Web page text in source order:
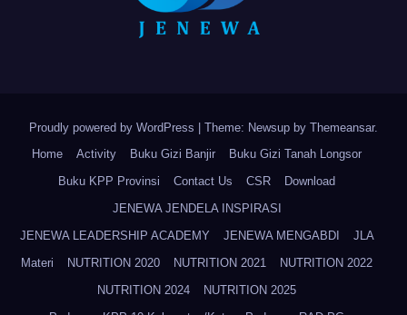
Proudly powered by WordPress Theme: Newsup by Themeansar.
Home
Activity Buku Gizi Banjir
Buku Gizi Tanah Longsor
Buku KPP Provinsi
Contact Us CSR
Download
JENEWA JENDELA INSPIRASI
JENEWA LEADERSHIP ACADEMY
JENEWA MENGABDI
JLA
Materi
NUTRITION 2020 NUTRITION 2021
NUTRITION 2022
NUTRITION 2024
NUTRITION 2025